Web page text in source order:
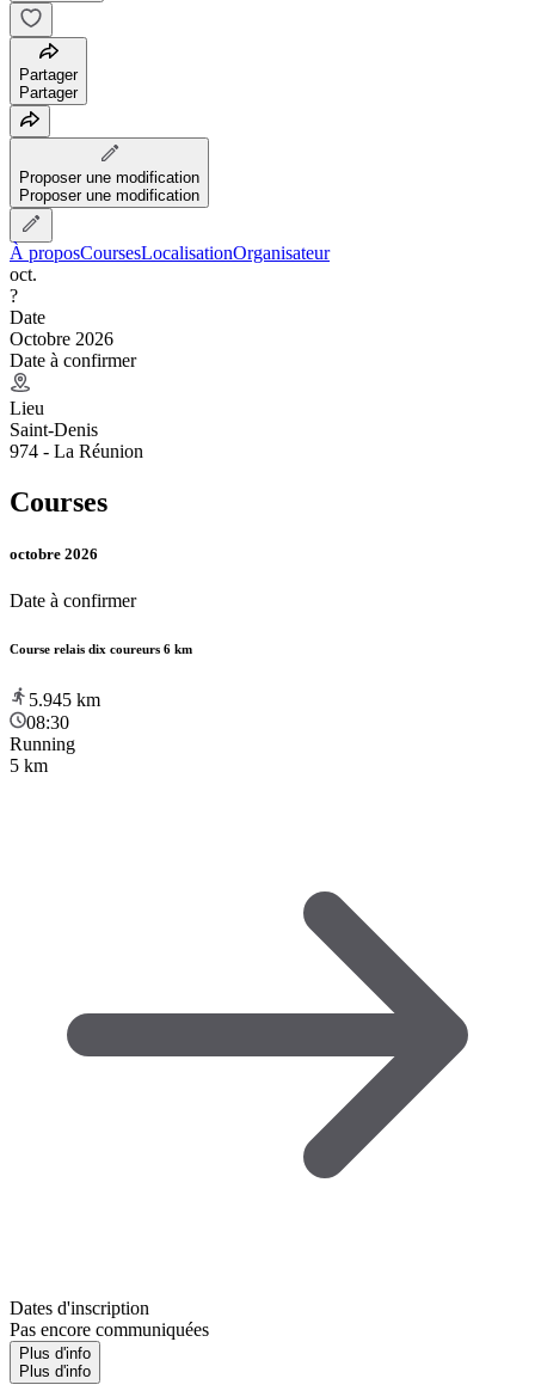
Partager
Partager
Proposer une modification
Proposer une modification
À proposCoursesLocalisationOrganisateur
oct.
?
Date
Octobre 2026
Date à confirmer
Lieu
Saint-Denis
974 - La Réunion
Courses
octobre 2026
Date à confirmer
Course relais dix coureurs 6 km
5.945 km
08:30
Running
5 km
Dates d'inscription
Pas encore communiquées
Plus d'info
Plus d'info